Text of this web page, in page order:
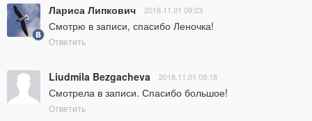
Лариса Липкович 2018.11.01 09:23
Смотрю в записи, спасибо Леночка!
Ответить
Liudmila Bezgacheva 2018.11.01 09:18
Смотрела в записи. Спасибо большое!
Ответить